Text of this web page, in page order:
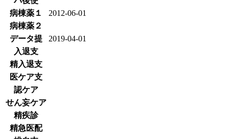
病棟薬１
2012-06-01
病棟薬２
データ提
2019-04-01
入退支
精入退支
医ケア支
認ケア
せん妄ケア
精疾診
精急医配